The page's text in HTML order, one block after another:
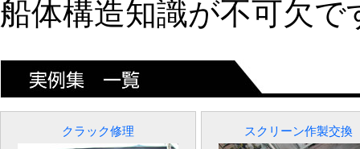
船体構造知識が不可欠で
クラック修理 スクリーン作製交換